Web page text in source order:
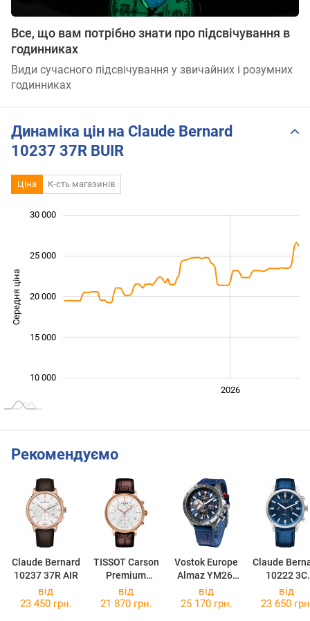
Все, що вам потрібно знати про підсвічування в
годинниках
Види сучасного підсвічування у звичайних і розумних
годинниках
Динаміка цін на Claude Bernard
10237 37R BUIR
Ціна К-сть магазинів
Середня ціна 14 000
10 000
20 000
30 000
25 000
15 000
2026
Рекомендуємо
Claude Bernard
10237 37R AIR
TISSOT Carson
Premium
Chronograph
T122.417.36.0
Vostok Europe
Almaz YM26-
320A652
Claude
10222 3C
BUIN1
від
23 450 грн.
від
21 870 грн.
від
25 170 грн.
від
23 650